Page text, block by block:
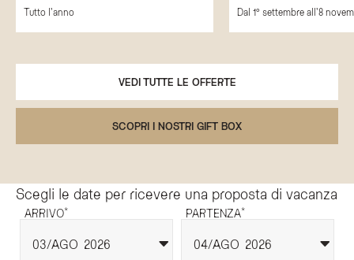
Tutto l'anno Dal 1° settembre all'8
VEDI TUTTE LE OFFERTE
SCOPRI I NOSTRI GIFT BOX
Scegli le date per ricevere una proposta di vacanza
ARRIVO*
03 AGO 2026
PARTENZA*
04 AGO 2026